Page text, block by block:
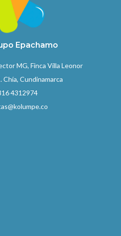
Epachamo
MG, Finca Villa Leonor
Chía, Cundinamarca
4312974